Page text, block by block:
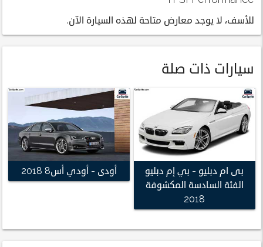
للأسف، لا يوجد معارض متاحة لهذه السيارة الآن.
سيارات ذات صلة
بى ام دبليو - بي إم دبليو
الفئة السادسة المكشوفة
2018
أودى - أودي أس8 2018